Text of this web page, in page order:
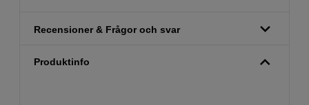
Recensioner & Frågor och svar
Produktinfo